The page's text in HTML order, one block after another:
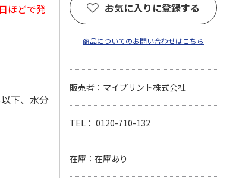
ほどで発
下、水分
お気に入りに登録する
商品についてのお問い合わせはこちら
販売者：マイプリント株式会社
TEL： 0120-710-132
在庫：在庫あり